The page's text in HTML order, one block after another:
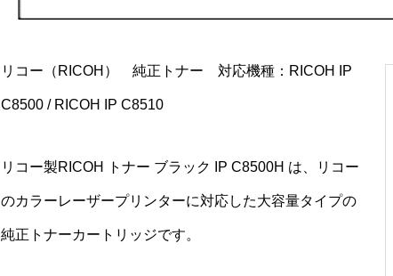
リコー（RICOH） 純正トナー 対応機種：RICOH IP
C8500 / RICOH IP C8510
リコー製RICOH トナー ブラック IP C8500H は、リコー
のカラーレーザープリンターに対応した大容量タイプの
純正トナーカートリッジです。